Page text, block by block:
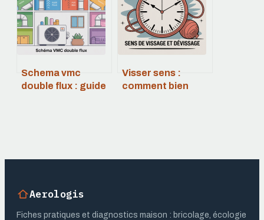
Schema vmc
double flux : guide
Visser sens :
comment bien
Aerologis
Fiches pratiques et diagnostics maison : bricolage, écologie